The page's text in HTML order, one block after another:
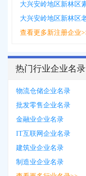
大兴安岭地区新林区
大兴安岭地区新林区
查看更多新注册企业
热门行业企业名录
物流仓储企业名录
批发零售企业名录
金融业企业名录
IT互联网企业名录
建筑业企业名录
制造业企业名录